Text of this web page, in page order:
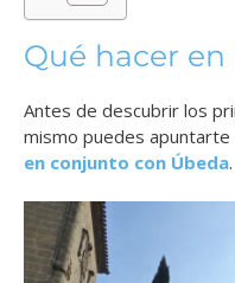
Qué hacer en
Antes de descubrir los
mismo puedes apuntarte
en conjunto con Úbeda.